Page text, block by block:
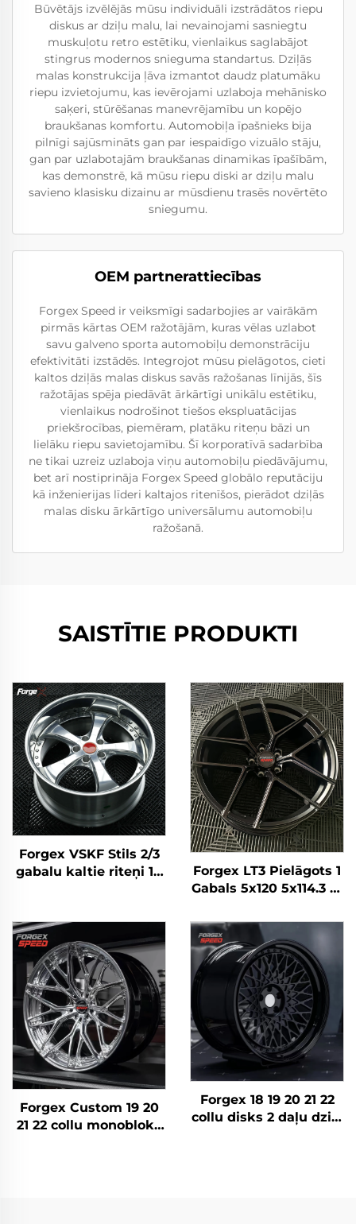
Būvētājs izvēlējās mūsu individuāli izstrādātos riepu
diskus ar dziļu malu, lai nevainojami sasniegtu
muskuļotu retro estētiku, vienlaikus saglabājot
stingrus modernos snieguma standartus. Dziļās
malas konstrukcija ļāva izmantot daudz platumāku
riepu izvietojumu, kas ievērojami uzlaboja mehānisko
saķeri, stūrēšanas manevrējamību un kopējo
braukšanas komfortu. Automobiļa īpašnieks bija
pilnīgi sajūsmināts gan par iespaidīgo vizuālo stāju,
gan par uzlabotajām braukšanas dinamikas īpašībām,
kas demonstrē, kā mūsu riepu diski ar dziļu malu
savieno klasisku dizainu ar mūsdienu trasēs novērtēto
sniegumu.
OEM partnerattiecības
Forgex Speed ir veiksmīgi sadarbojies ar vairākām
pirmās kārtas OEM ražotājām, kuras vēlas uzlabot
savu galveno sporta automobiļu demonstrāciju
efektivitāti izstādēs. Integrojot mūsu pielāgotos, cieti
kaltos dziļās malas diskus savās ražošanas līnijās, šīs
ražotājas spēja piedāvāt ārkārtīgi unikālu estētiku,
vienlaikus nodrošinot tiešos ekspluatācijas
priekšrocības, piemēram, platāku riteņu bāzi un
lielāku riepu savietojamību. Šī korporatīvā sadarbība
ne tikai uzreiz uzlaboja viņu automobiļu piedāvājumu,
bet arī nostiprināja Forgex Speed globālo reputāciju
kā inženierijas līderi kaltajos ritenīšos, pierādot dziļās
malas disku ārkārtīgo universālumu automobiļu
ražošanā.
SAISTĪTIE PRODUKTI
Forgex VSKF Stils 2/3
gabalu kaltie riteņi 18
Lexus IS300 Nissan
350Z 370Z GS300 S13
R32
Forgex LT3 Pielāgots 1
Gabals 5x120 5x114.3 18
Dziļš Ieliekts Riteņi
BMW M2 M3 F80 Audi
Mercedes AMG
Porsche
Forgex Custom 19 20
21 22 collu monobloka
Forgex 18 19 20 21 22
collu disks 2 daļu dziļā